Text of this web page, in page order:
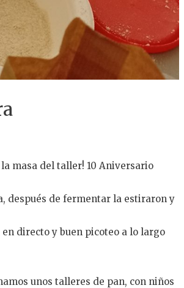
la masa del taller! 10 Aniversario
después de fermentar la estiraron y
directo y buen picoteo a lo largo
unos talleres de pan, con niños